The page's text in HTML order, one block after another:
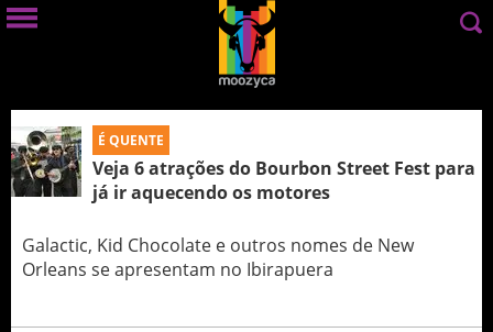
É QUENTE
Veja 6 atrações do Bourbon Street Fest para
já ir aquecendo os motores
Galactic, Kid Chocolate e outros nomes de New
Orleans se apresentam no Ibirapuera